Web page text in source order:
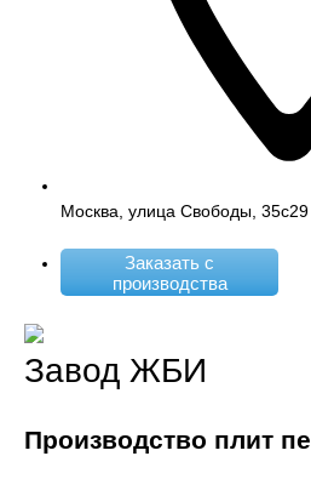
Москва, улица Свободы, 35с29
Заказать с
производства
Завод ЖБИ
Производство плит